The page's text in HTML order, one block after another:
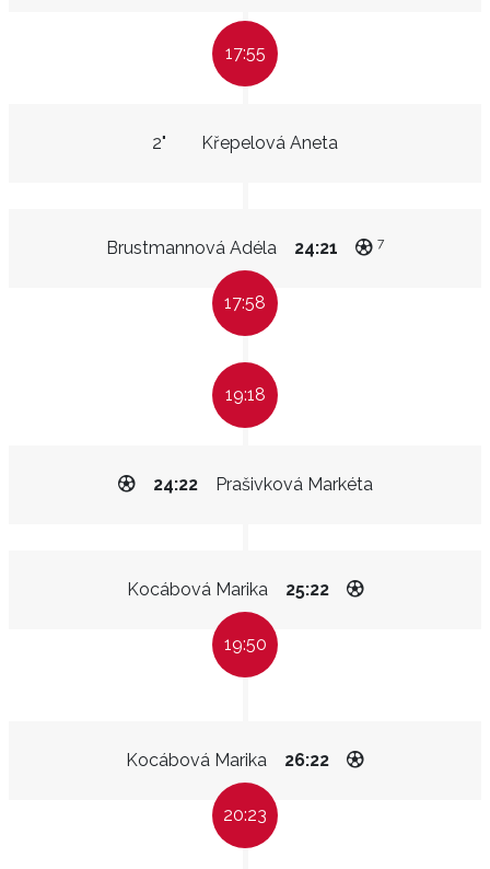
17:55
Křepelová Aneta
2"
Brustmannová Adéla 24:21 7
17:58
19:18
Prašivková Markéta
24:22
Kocábová Marika 25:22
19:50
Kocábová Marika 26:22
20:23